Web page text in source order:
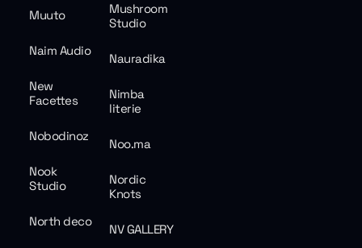
Mushroom
Studio
Muuto
Naim Audio
Nauradika
New
Facettes
Nimba
literie
Nobodinoz
Noo.ma
Nook
Studio
Nordic
Knots
North deco
NV GALLERY